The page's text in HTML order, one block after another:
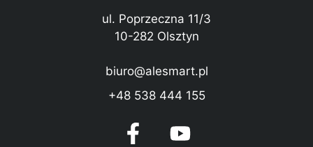
ul. Poprzeczna 11/3
10-282 Olsztyn
biuro@alesmart.pl
+48 538 444 155